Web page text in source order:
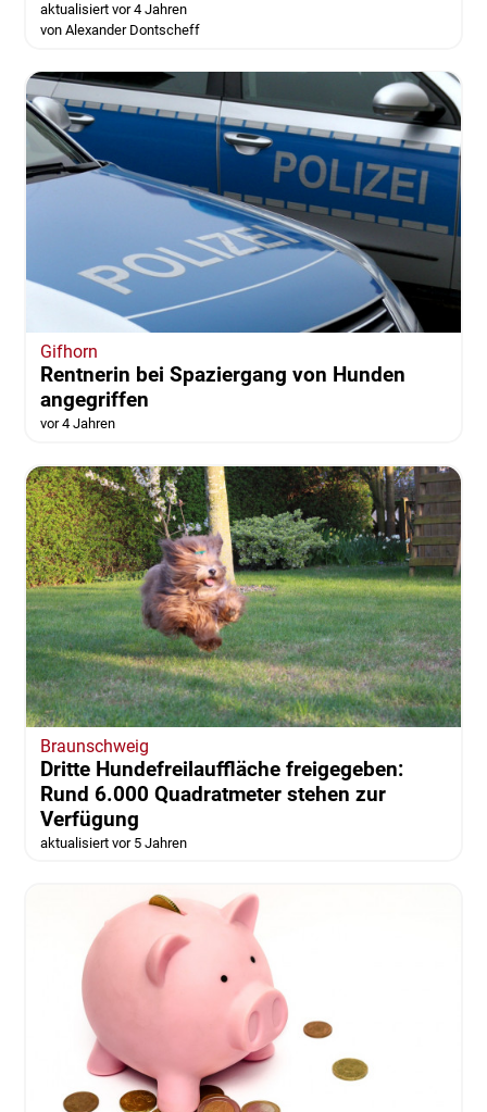
aktualisiert vor 4 Jahren
von Alexander Dontscheff
Gifhorn
Rentnerin bei Spaziergang von Hunden
angegriffen
vor 4 Jahren
Braunschweig
Dritte Hundefreilauffläche freigegeben:
Rund 6.000 Quadratmeter stehen zur
Verfügung
aktualisiert vor 5 Jahren